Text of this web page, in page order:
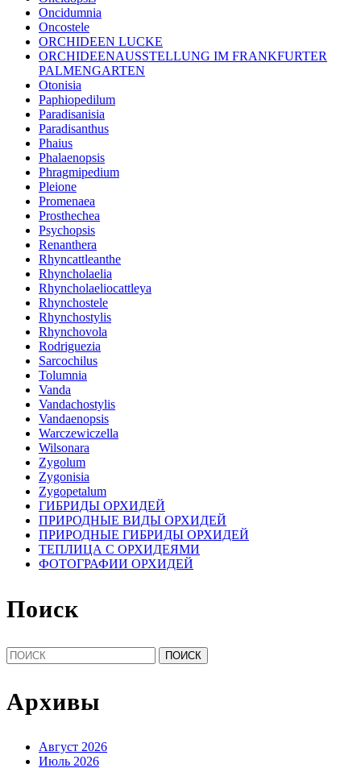
Oncidumnia
Oncostele
ORCHIDEEN LUCKE
ORCHIDEENAUSSTELLUNG IM FRANKFURTER
PALMENGARTEN
Otonisia
Paphiopedilum
Paradisanisia
Paradisanthus
Phaius
Phalaenopsis
Phragmipedium
Pleione
Promenaea
Prosthechea
Psychopsis
Renanthera
Rhyncattleanthe
Rhyncholaelia
Rhyncholaeliocattleya
Rhynchostele
Rhynchostylis
Rhynchovola
Rodriguezia
Sarcochilus
Tolumnia
Vanda
Vandachostylis
Vandaenopsis
Warczewiczella
Wilsonara
Zygolum
Zygonisia
Zygopetalum
ГИБРИДЫ ОРХИДЕЙ
ПРИРОДНЫЕ ВИДЫ ОРХИДЕЙ
ПРИРОДНЫЕ ГИБРИДЫ ОРХИДЕЙ
ТЕПЛИЦА С ОРХИДЕЯМИ
ФОТОГРАФИИ ОРХИДЕЙ
Поиск
Найти:
Архивы
Август 2026
Июль 2026